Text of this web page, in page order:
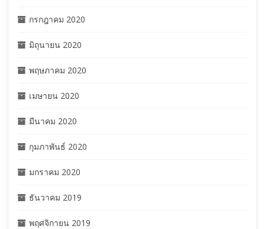
กรกฎาคม 2020
มิถุนายน 2020
พฤษภาคม 2020
เมษายน 2020
มีนาคม 2020
กุมภาพันธ์ 2020
มกราคม 2020
ธันวาคม 2019
พฤศจิกายน 2019